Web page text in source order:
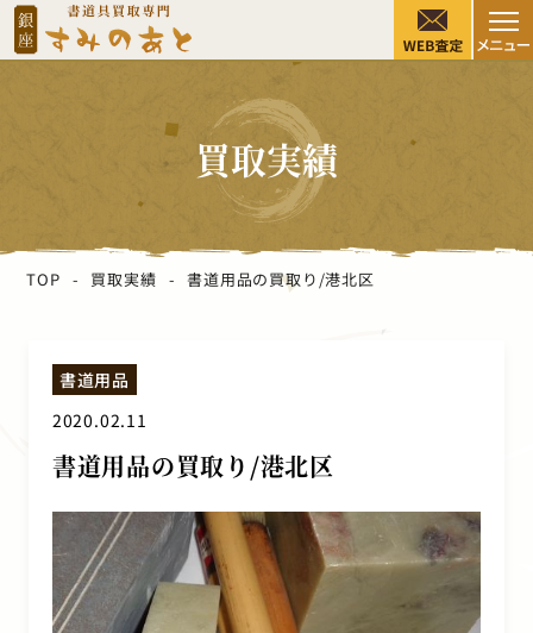
買取実績
TOP 買取実績 書道用品の買取り/港北区
書道用品
2020.02.11
書道用品の買取り/港北区